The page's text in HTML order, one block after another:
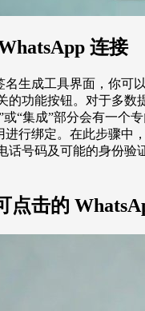
连接
名生成工具界面，你可
的功能按钮。对于多数
或“集成”部分会有一个
进行绑定。在此步骤中
话号码及可能的身份验
点击的